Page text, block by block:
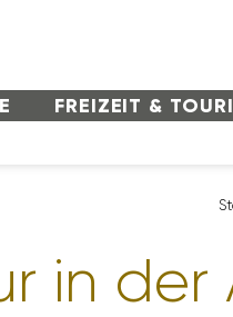
FREI­ZEIT &
in